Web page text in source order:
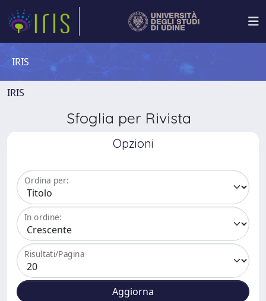
IRIS
IRIS
Sfoglia per Rivista
Opzioni
Ordina per:
In ordine:
Risultati/Pagina